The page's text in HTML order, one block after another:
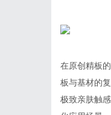
在原创精板
板与基材的
极致亲肤触